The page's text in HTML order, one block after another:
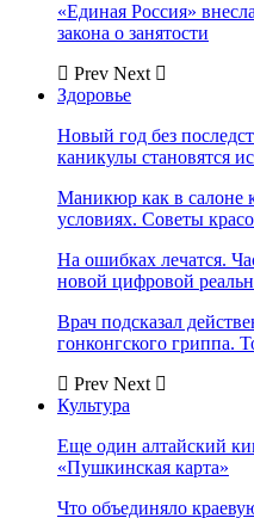
«Единая Россия»
закона о занятости
Prev Next
Здоровье
Новый год без
каникулы становятся
Маникюр как в салоне
условиях. Советы
На ошибках лечатся.
новой цифровой
Врач подсказал
гонконгского гриппа.
Prev Next
Культура
Еще один алтайский
«Пушкинская карта»
Что объединяло